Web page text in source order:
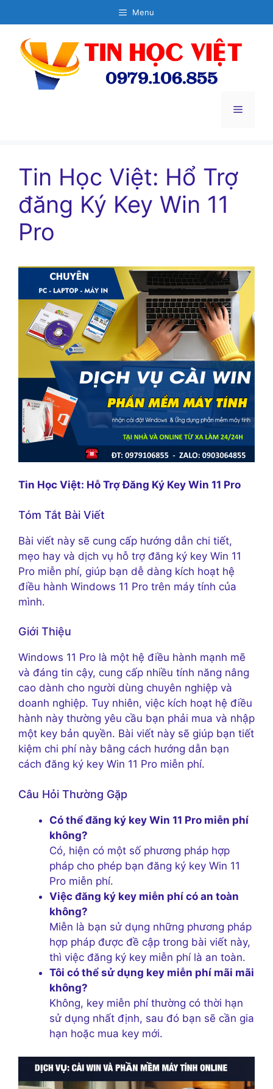
đến
dung
Menu
Menu
Tin Học Việt: Hổ Trợ
đăng Ký Key Win 11
Pro
Tin Học Việt: Hỗ Trợ Đăng Ký Key Win 11 Pro
Tóm Tắt Bài Viết
Bài viết này sẽ cung cấp hướng dẫn chi tiết,
mẹo hay và dịch vụ hỗ trợ đăng ký key Win 11
Pro miễn phí, giúp bạn dễ dàng kích hoạt hệ
điều hành Windows 11 Pro trên máy tính của
mình.
Giới Thiệu
Windows 11 Pro là một hệ điều hành mạnh mẽ
và đáng tin cậy, cung cấp nhiều tính năng nâng
cao dành cho người dùng chuyên nghiệp và
doanh nghiệp. Tuy nhiên, việc kích hoạt hệ điều
hành này thường yêu cầu bạn phải mua và nhập
một key bản quyền. Bài viết này sẽ giúp bạn tiết
kiệm chi phí này bằng cách hướng dẫn bạn
cách đăng ký key Win 11 Pro miễn phí.
Câu Hỏi Thường Gặp
Có thể đăng ký key Win 11 Pro miễn phí
không?
Có, hiện có một số phương pháp hợp
pháp cho phép bạn đăng ký key Win 11
Pro miễn phí.
Việc đăng ký key miễn phí có an toàn
không?
Miễn là bạn sử dụng những phương pháp
hợp pháp được đề cập trong bài viết này,
thì việc đăng ký key miễn phí là an toàn.
Tôi có thể sử dụng key miễn phí mãi mãi
không?
Không, key miễn phí thường có thời hạn
sử dụng nhất định, sau đó bạn sẽ cần gia
hạn hoặc mua key mới.